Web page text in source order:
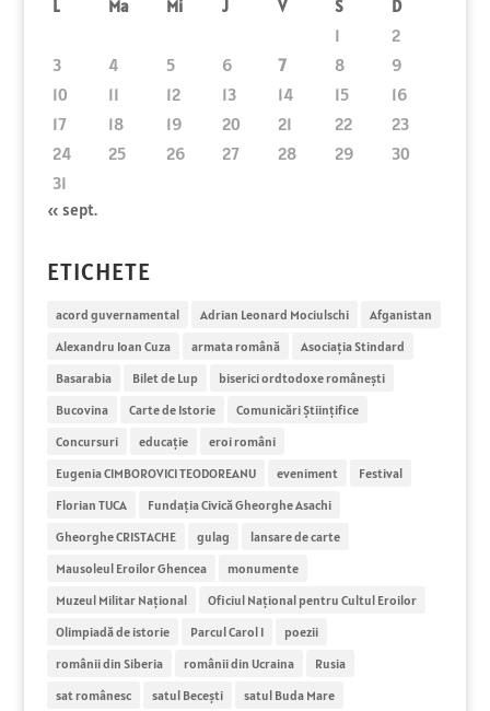
L Ma Mi J V S
D
1
2
3
4 5 6 7 8
9
10
11 12 13 14 15
16
17
18 19 20 21 22
23
24
25 26 27 28 29
30
31
« sept.
ETICHETE
acord guvernamental Adrian Leonard Mociulschi
Afganistan
Alexandru Ioan Cuza
armata română
Asociația Stindard
Basarabia
Bilet de Lup
biserici ordtodoxe românești
Bucovina
Carte de Istorie
Comunicări Științifice
Concursuri
educație
eroi români
Eugenia CIMBOROVICI TEODOREANU
eveniment
Festival
Florian TUCA
Fundația Civică Gheorghe Asachi
Gheorghe CRISTACHE
gulag
lansare de carte
Mausoleul Eroilor Ghencea
monumente
Muzeul Militar Național
Oficiul Naţional pentru Cultul Eroilor
Olimpiadă de istorie
Parcul Carol I
poezii
românii din Siberia
românii din Ucraina
Rusia
sat românesc
satul Becești satul Buda Mare